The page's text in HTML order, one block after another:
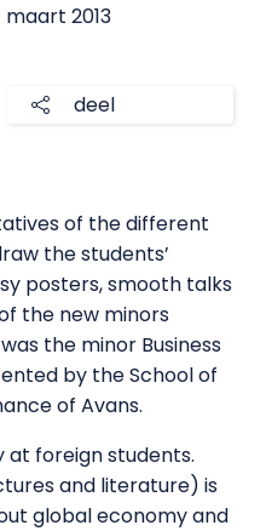
maart 2013
deel
of the different
the students’
posters, smooth talks
the new minors
the minor Business
by the School of
of Avans.
at foreign students.
and literature) is
global economy and